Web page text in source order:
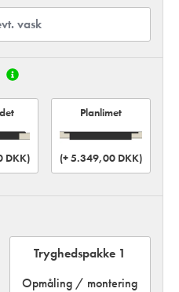
vask
DKK)
Planlimet
(+ 5.349,00 DKK)
Tryghedspakke 1
Opmåling / montering